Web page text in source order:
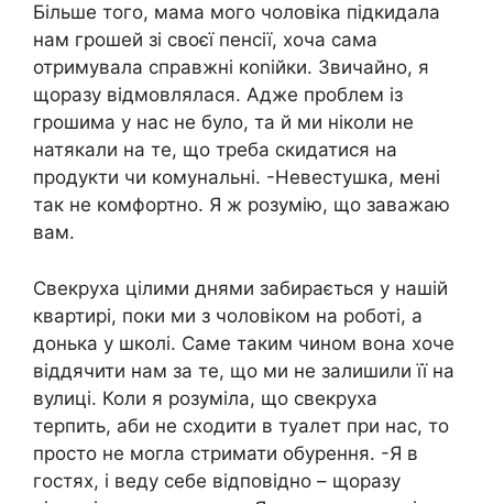
Більше того, мама мого чоловіка підкидала
нам грошей зі своєї пенсії, хоча сама
отримувала справжні коnійки. Звичайно, я
щоразу відмовлялася. Адже проблем із
грошима у нас не було, та й ми ніколи не
натякали на те, що треба скидатися на
продукти чи комунальні. -Невестушка, мені
так не комфортно. Я ж розумію, що заважаю
вам.
Свекруха цілими днями забирається у нашій
квартирі, поки ми з чоловіком на роботі, а
донька у школі. Саме таким чином вона хоче
віддячити нам за те, що ми не залишили її на
вулиці. Коли я розуміла, що свекруха
терпить, аби не сходити в туалет при нас, то
просто не могла стримати обурення. -Я в
гостях, і веду себе відповідно – щоразу